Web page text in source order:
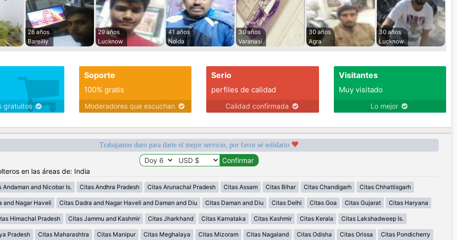
28 años
Bareilly
29 años
Lucknow
41 años
Noida
30 años
Varanasi
30 años
Agra
30 años
Lucknow
gratuitos
Soporte
100% gratis
Moderadores que escuchan
Serio
perfiles de calidad
Calidad confirmada
Visitantes
Muy visitado
Lo mejor
Trabajamos duro para darte el mejor servicio, por favor sé solidario
en las áreas de: India
Andaman and Nicobar Is. Citas Andhra Pradesh Citas Arunachal Pradesh Citas Assam Citas Bihar Citas Chandigarh Citas Chhattisgarh
and Nagar Haveli Citas Dadra and Nagar Haveli and Daman and Diu Citas Daman and Diu Citas Delhi Citas Goa Citas Gujarat Citas Haryana
Himachal Pradesh Citas Jammu and Kashmir Citas Jharkhand Citas Karnataka Citas Kashmir Citas Kerala Citas Lakshadweep Is.
Pradesh Citas Maharashtra Citas Manipur Citas Meghalaya Citas Mizoram Citas Nagaland Citas Odisha Citas Orissa Citas Pondicherry